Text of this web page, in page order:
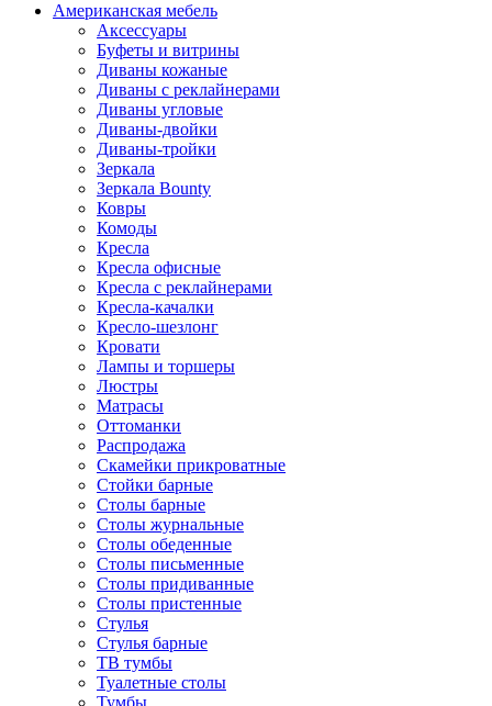
Американская мебель
Аксессуары
Буфеты и витрины
Диваны кожаные
Диваны с реклайнерами
Диваны угловые
Диваны-двойки
Диваны-тройки
Зеркала
Зеркала Bounty
Ковры
Комоды
Кресла
Кресла офисные
Кресла с реклайнерами
Кресла-качалки
Кресло-шезлонг
Кровати
Лампы и торшеры
Люстры
Матрасы
Оттоманки
Распродажа
Скамейки прикроватные
Стойки барные
Столы барные
Столы журнальные
Столы обеденные
Столы письменные
Столы придиванные
Столы пристенные
Стулья
Стулья барные
ТВ тумбы
Туалетные столы
Тумбы